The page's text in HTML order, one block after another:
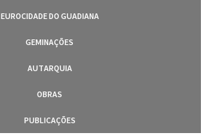
EUROCIDADE DO GUADIANA
GEMINAÇÕES
AUTARQUIA
OBRAS
PUBLICAÇÕES